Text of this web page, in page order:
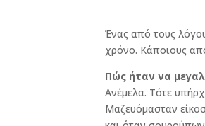
Ένας από τους
χρόνο. Κάποιους
Πώς ήταν να
Ανέμελα. Τότε
Μαζευόμασταν